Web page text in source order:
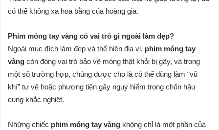
có thể không xa hoa bằng của hoàng gia.
Phim móng tay vàng có vai trò gì ngoài làm đẹp?
Ngoài mục đích làm đẹp và thể hiện địa vị, phim móng tay
vàng còn đóng vai trò bảo vệ móng thật khỏi bị gãy, và trong
một số trường hợp, chúng được cho là có thể dùng làm “vũ
khí” tự vệ hoặc phương tiện gây nguy hiểm trong chốn hậu
cung khắc nghiệt.
Những chiếc phim móng tay vàng không chỉ là một phần của